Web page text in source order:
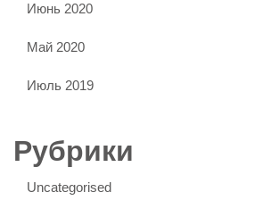
Июнь 2020
Май 2020
Июль 2019
Рубрики
Uncategorised